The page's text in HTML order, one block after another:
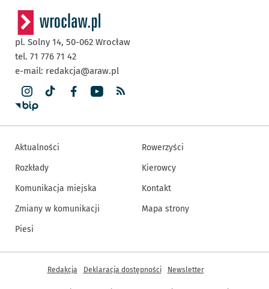
pl. Solny 14, 50-062 Wrocław
tel. 71 776 71 42
e-mail: redakcja@araw.pl
Aktualności
Rozkłady
Komunikacja miejska
Zmiany w komunikacji
Piesi
Rowerzyści
Kierowcy
Kontakt
Mapa strony
Inne informacje
Redakcja Deklaracja dostępności Newsletter